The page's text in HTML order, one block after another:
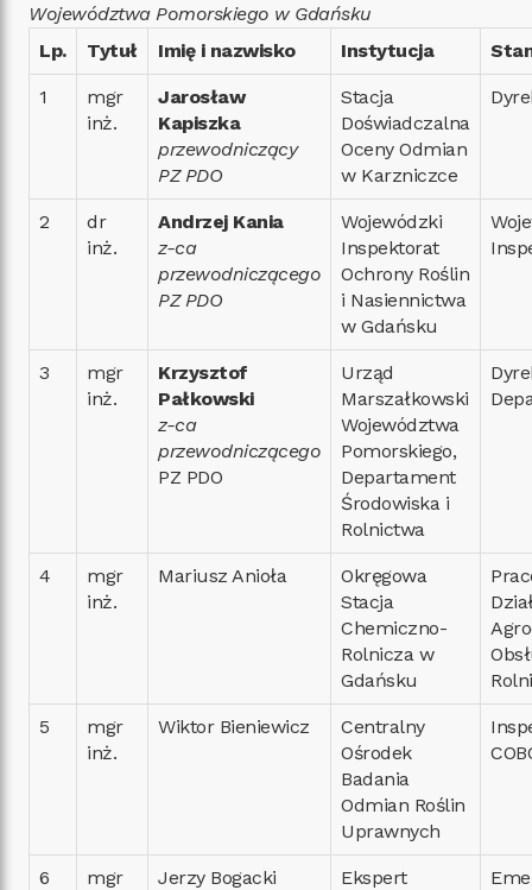
Województwa Pomorskiego w Gdańsku
Lp.
Tytuł Imię i nazwisko Instytucja
1
mgr
inż.
Jarosław
Kapiszka
przewodniczący
PZ PDO
Stacja
Doświadczalna
Oceny Odmian
w Karzniczce
2
dr
inż.
Andrzej Kania
z-ca
przewodniczącego
PZ PDO
Wojewódzki
Inspektorat
Ochrony Roślin
i Nasiennictwa
w Gdańsku
3
mgr
inż.
Krzysztof
Pałkowski
z-ca
przewodniczącego
PZ PDO
Urząd
Marszałkowski
Województwa
Pomorskiego,
Departament
Środowiska i
Rolnictwa
4
mgr
inż.
Mariusz Anioła
Okręgowa
Stacja
Chemiczno-
Rolnicza w
Gdańsku
5
mgr
inż.
Wiktor Bieniewicz
Centralny
Ośrodek
Badania
Odmian Roślin
Uprawnych
6
mgr
Jerzy Bogacki Ekspert